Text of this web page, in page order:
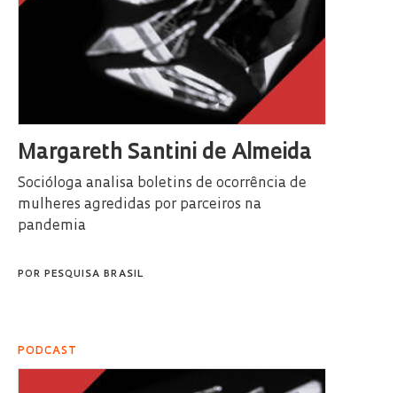
Margareth Santini de Almeida
Socióloga analisa boletins de ocorrência de
mulheres agredidas por parceiros na
pandemia
POR PESQUISA BRASIL
PODCAST